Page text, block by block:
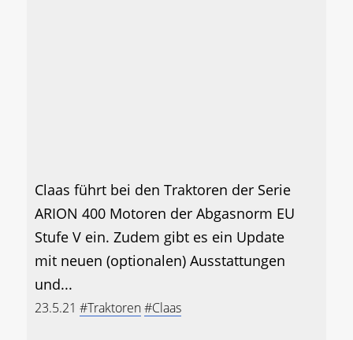
Claas führt bei den Traktoren der Serie
ARION 400 Motoren der Abgasnorm EU
Stufe V ein. Zudem gibt es ein Update
mit neuen (optionalen) Ausstattungen
und...
23.5.21 #Traktoren#Claas